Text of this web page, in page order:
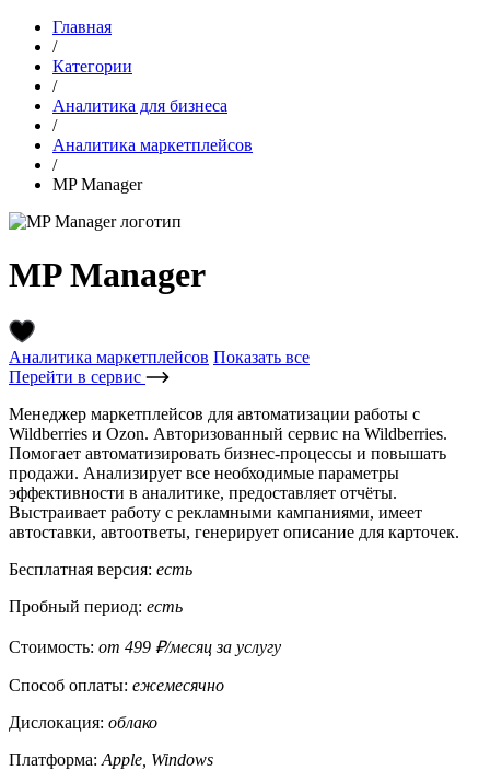
Главная
/
Категории
/
Аналитика для бизнеса
/
Аналитика маркетплейсов
/
MP Manager
MP Manager
Аналитика маркетплейсов Показать все
Перейти в сервис
Менеджер маркетплейсов для автоматизации работы с
Wildberries и Ozon. Авторизованный сервис на Wildberries.
Помогает автоматизировать бизнес-процессы и повышать
продажи. Анализирует все необходимые параметры
эффективности в аналитике, предоставляет отчёты.
Выстраивает работу с рекламными кампаниями, имеет
автоставки, автоответы, генерирует описание для карточек.
Бесплатная версия: есть
Пробный период: есть
Стоимость: от 499 ₽/месяц за услугу
Способ оплаты: ежемесячно
Дислокация: облако
Платформа: Apple, Windows